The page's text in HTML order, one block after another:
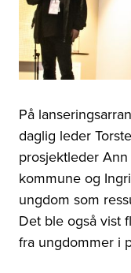
På
daglig leder
prosjektleder
kommune og
ungdom som
Det ble også vist
fra ungdommer i